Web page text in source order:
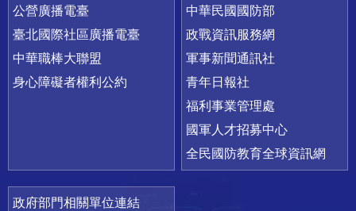
公營廣播電臺
臺北國際社區廣播電臺
中華職棒大聯盟
身心障礙者權利公約
中華民國國防部
政戰資訊服務網
軍事新聞通訊社
青年日報社
福利事業管理處
國軍人才招募中心
全民國防教育全球資訊網
政府部門相關單位連結